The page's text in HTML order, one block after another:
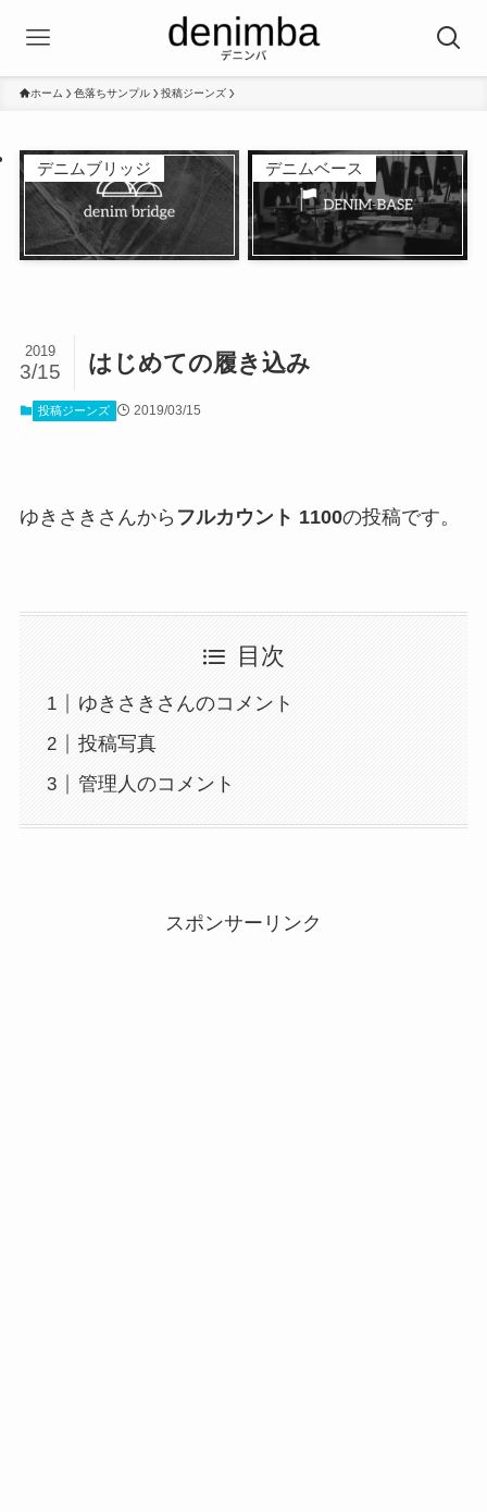
ホーム 色落ちサンプル 投稿ジーンズ
デニムブリッジ デニムベース
はじめての履き込み
2019
3/15
投稿ジーンズ 2019/03/15
ゆきさきさんから フルカウント 1100の投稿です。
目次
ゆきさきさんのコメント
投稿写真
管理人のコメント
スポンサーリンク